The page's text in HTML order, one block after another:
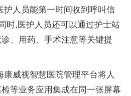
护人员能第一时间收到呼叫信
时,医护人员还可以通过护士站
、用药、手术注意等关键提
康威视智慧医院管理平台将人
等业务应用集成在同一张屏幕